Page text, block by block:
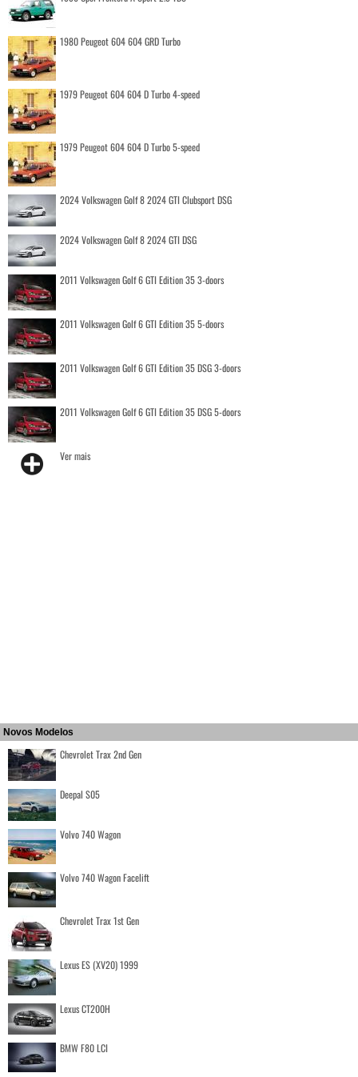
1980 Peugeot 604 604 GRD Turbo
1979 Peugeot 604 604 D Turbo 4-speed
1979 Peugeot 604 604 D Turbo 5-speed
2024 Volkswagen Golf 8 2024 GTI Clubsport DSG
2024 Volkswagen Golf 8 2024 GTI DSG
2011 Volkswagen Golf 6 GTI Edition 35 3-doors
2011 Volkswagen Golf 6 GTI Edition 35 5-doors
2011 Volkswagen Golf 6 GTI Edition 35 DSG 3-doors
2011 Volkswagen Golf 6 GTI Edition 35 DSG 5-doors
Ver mais
Novos Modelos
Chevrolet Trax 2nd Gen
Deepal S05
Volvo 740 Wagon
Volvo 740 Wagon Facelift
Chevrolet Trax 1st Gen
Lexus ES (XV20) 1999
Lexus CT200H
BMW F80 LCI